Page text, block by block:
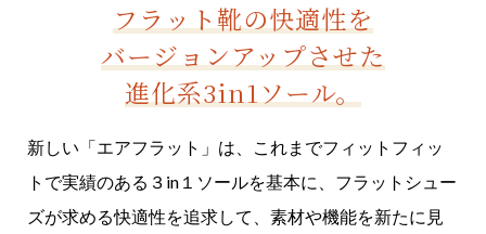
フラット靴の快適性を
バージョンアップさせた
進化系3in1ソール。
新しい「エアフラット」は、これまでフィットフィッ
トで実績のある３in１ソールを基本に、フラットシュー
ズが求める快適性を追求して、素材や機能を新たに見